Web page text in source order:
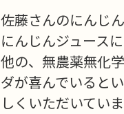
佐藤さんのにんじ
にんじんジュース
他の、無農薬無化
ダが喜んでいると
しくいただいていま